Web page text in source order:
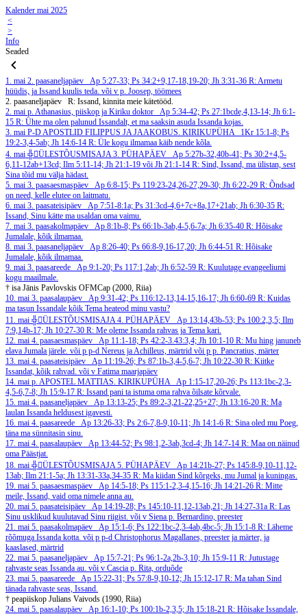
Kalender mai 2025
<
>
Info
Seaded
1. mai 2. paasaneljapäev Ap 5:27-33; Ps 34:2+9,17-18,19-20; Jh 3:31-36 R: Armetu
hüüdis, ja Issand kuulis teda. või v p. Joosep, töömees
2. paasaneljapäev
R: Issand, kinnita meie kätetööd.
2. mai p. Athanasius, piiskop ja Kiriku doktor
Ap 5:34-42; Ps 27:1bcde,4,13-14; Jh 6:1-
15 R: Ühte ma olen palunud Issandalt, et ma saaksin asuda Issanda kojas.
3. mai P-D APOSTLID FILIPPUS JA JAAKOBUS. KIRIKUPÜHA
1Kr 15:1-8; Ps
19:2-3,4-5ab; Jh 14:6-14 R: Üle kogu ilmamaa käib nende kõla.
4. mai ╬ÜLESTÕUSMISAJA 3. PÜHAPÄEV
Ap 5:27b-32,40b-41; Ps 30:2+4,5-
6,11-12ab+13cd; Ilm 5:11-14; Jh 21:1-19 või Jh 21:1-14 R: Sind, Issand, ma ülistan, sest
Sina tõid mu välja hädast.
5. mai 3. paasaesmaspäev Ap 6:8-15; Ps 119:23-24,26-27,29-30; Jh 6:22-29 R: Õndsad
on need, kelle elutee on laitmatu.
6. mai 3. paasateisipäev Ap 7:51-8:1a; Ps 31:3cd-4,6+7c+8a,17+21ab; Jh 6:30-35 R:
Issand, Sinu kätte ma usaldan oma vaimu.
7. mai 3. paasakolmapäev Ap 8:1b-8; Ps 66:1b-3ab,4-5,6-7a; Jh 6:35-40 R: Hõisake
Jumalale, kõik ilmamaa.
8. mai 3. paasaneljapäev Ap 8:26-40; Ps 66:8-9,16-17,20; Jh 6:44-51 R: Hõisake
Jumalale, kõik ilmamaa.
9. mai 3. paasareede Ap 9:1-20; Ps 117:1,2ab; Jh 6:52-59 R: Kuulutage evangeeliumi
kogu maailmale.
† isa Jānis Pavlovskis OFMCap (2000, Riia)
10. mai 3. paasalaupäev Ap 9:31-42; Ps 116:12-13,14-15,16-17; Jh 6:60-69 R: Kuidas
ma tasun Issandale kõik Tema heateod minu vastu?
11. mai ╬ÜLESTÕUSMISAJA 4. PÜHAPÄEV
Ap 13:14,43b-53; Ps 100:2,3,5; Ilm
7:9,14b-17; Jh 10:27-30 R: Me oleme Issanda rahvas ja Tema kari.
12. mai 4. paasaesmaspäev Ap 11:1-18; Ps 42:2-3.43:3,4; Jh 10:1-10 R: Mu hing januneb
elava Jumala järele. või p p-d Nereus ja Achilleus, märtrid või p p. Pancratius, märter
13. mai 4. paasateisipäev Ap 11:19-26; Ps 87:1b-3,4-5,6-7; Jh 10:22-30 R: Kiitke
Issandat, kõik rahvad. või v Fatima maarjapäev
14. mai p. APOSTEL MATTIAS. KIRIKUPÜHA Ap 1:15-17,20-26; Ps 113:1bc-2,3-
4,5-6,7-8; Jh 15:9-17 R: Issand pani ta istuma oma rahva õilsate kõrvale.
15. mai 4. paasaneljapäev Ap 13:13-25; Ps 89:2-3,21-22,25+27; Jh 13:16-20 R: Ma
laulan Issanda heldusest igavesti.
16. mai 4. paasareede Ap 13:26-33; Ps 2:6-7,8-9,10-11; Jh 14:1-6 R: Sina oled mu Poeg,
täna ma sünnitasin sinu.
17. mai 4. paasalaupäev Ap 13:44-52; Ps 98:1,2-3ab,3cd-4; Jh 14:7-14 R: Maa on näinud
oma Päästjat.
18. mai ╬ÜLESTÕUSMISAJA 5. PÜHAPÄEV
Ap 14:21b-27; Ps 145:8-9,10-11,12-
13ab; Ilm 21:1-5a; Jh 13:31-33a,34-35 R: Ma kiidan Sind kõrgeks, mu Jumal ja kuningas.
19. mai 5. paasaesmaspäev Ap 14:5-18; Ps 115:1-2,3-4,15-16; Jh 14:21-26 R: Mitte
meile, Issand, vaid oma nimele anna au.
20. mai 5. paasateisipäev Ap 14:19-28; Ps 145:10-11,12-13ab,21; Jh 14:27-31a R: Las
Sinu usklikud kuulutavad Sinu riigist. või v Siena p. Bernardino, preester
21. mai 5. paasakolmapäev Ap 15:1-6; Ps 122:1bc-2,3-4ab,4bc-5; Jh 15:1-8 R: Läheme
rõõmuga Issanda kotta. või p p-d Christophorus Magallanes, preester ja märter, ja
kaaslased, märtrid
22. mai 5. paasaneljapäev Ap 15:7-21; Ps 96:1-2a,2b-3,10; Jh 15:9-11 R: Jutustage
rahvaste seas Issanda au. või v Cascia p. Rita, orduõde
23. mai 5. paasareede Ap 15:22-31; Ps 57:8-9,10-12; Jh 15:12-17 R: Ma tahan Sind
tänada rahvaste seas, Issand.
† peapiiskop Julians Vaivods (1990, Riia)
24. mai 5. paasalaupäev Ap 16:1-10; Ps 100:1b-2,3,5; Jh 15:18-21 R: Hõisake Issandale,